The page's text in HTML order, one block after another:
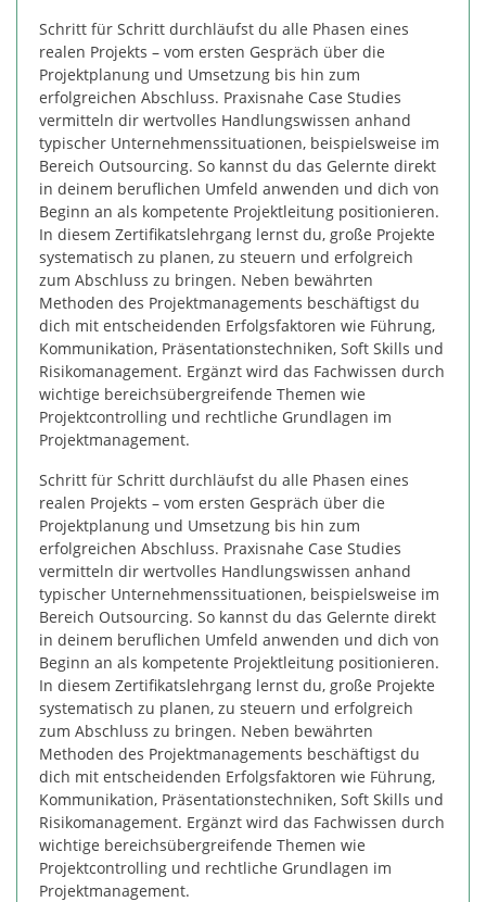
Schritt für Schritt durchläufst du alle Phasen eines
realen Projekts – vom ersten Gespräch über die
Projektplanung und Umsetzung bis hin zum
erfolgreichen Abschluss. Praxisnahe Case Studies
vermitteln dir wertvolles Handlungswissen anhand
typischer Unternehmenssituationen, beispielsweise im
Bereich Outsourcing. So kannst du das Gelernte direkt
in deinem beruflichen Umfeld anwenden und dich von
Beginn an als kompetente Projektleitung positionieren.
In diesem Zertifikatslehrgang lernst du, große Projekte
systematisch zu planen, zu steuern und erfolgreich
zum Abschluss zu bringen. Neben bewährten
Methoden des Projektmanagements beschäftigst du
dich mit entscheidenden Erfolgsfaktoren wie Führung,
Kommunikation, Präsentationstechniken, Soft Skills und
Risikomanagement. Ergänzt wird das Fachwissen durch
wichtige bereichsübergreifende Themen wie
Projektcontrolling und rechtliche Grundlagen im
Projektmanagement.
Schritt für Schritt durchläufst du alle Phasen eines
realen Projekts – vom ersten Gespräch über die
Projektplanung und Umsetzung bis hin zum
erfolgreichen Abschluss. Praxisnahe Case Studies
vermitteln dir wertvolles Handlungswissen anhand
typischer Unternehmenssituationen, beispielsweise im
Bereich Outsourcing. So kannst du das Gelernte direkt
in deinem beruflichen Umfeld anwenden und dich von
Beginn an als kompetente Projektleitung positionieren.
In diesem Zertifikatslehrgang lernst du, große Projekte
systematisch zu planen, zu steuern und erfolgreich
zum Abschluss zu bringen. Neben bewährten
Methoden des Projektmanagements beschäftigst du
dich mit entscheidenden Erfolgsfaktoren wie Führung,
Kommunikation, Präsentationstechniken, Soft Skills und
Risikomanagement. Ergänzt wird das Fachwissen durch
wichtige bereichsübergreifende Themen wie
Projektcontrolling und rechtliche Grundlagen im
Projektmanagement.